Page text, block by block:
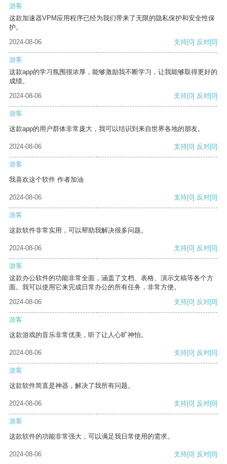
游客
这款加速器VPM应用程序已经为我们带来了无限的隐私保护和安全性保
护。
2024-08-06
支持[0] 反对[0]
游客
这款app的学习氛围很浓厚，能够激励我不断学习，让我能够取得更好的
成绩。
2024-08-06
支持[0] 反对[0]
游客
这款app的用户群体非常庞大，我可以结识到来自世界各地的朋友。
2024-08-06 支持[0] 反对[0]
游客
我喜欢这个软件 作者加油
2024-08-06 支持[0] 反对[0]
游客
这款软件非常实用，可以帮助我解决很多问题。
2024-08-06 支持[0] 反对[0]
游客
这款办公软件的功能非常全面，涵盖了文档、表格、演示文稿等各个方
面。我可以使用它来完成日常办公的所有任务，非常方便。
2024-08-06
支持[0] 反对[0]
游客
这款游戏的音乐非常优美，听了让人心旷神怡。
2024-08-06 支持[0] 反对[0]
游客
这款软件简直是神器，解决了我所有问题。
2024-08-06 支持[0] 反对[0]
游客
这款软件的功能非常强大，可以满足我日常使用的需求。
2024-08-06 支持[0] 反对[0]